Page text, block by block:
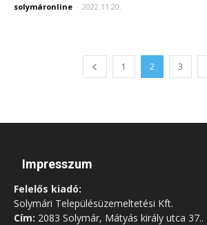
solymáronline - 2022.11.20.
1 2 3
Impresszum
Felelős kiadó:
Solymári Településüzemeltetési Kft.
Cím: 2083 Solymár, Mátyás király utca 37..